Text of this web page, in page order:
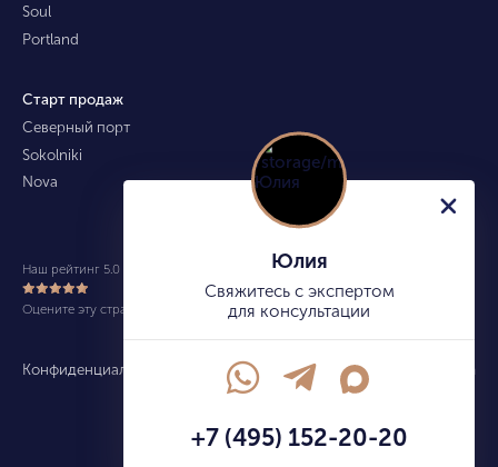
Soul
Portland
Старт продаж
Северный порт
Sokolniki
Nova
Конфиденциальность Карта сайта info@kupitekvartiru.com
Наш рейтинг 5.0 из 5 (490)
Оцените эту страницу
Юлия
Свяжитесь с экспертом
для консультации
+7 (495) 152-20-20